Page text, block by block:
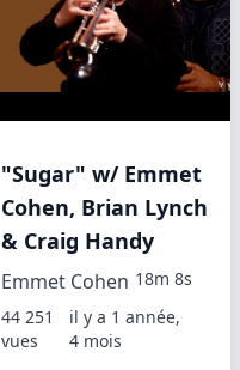
"Sugar" w/ Emmet
Cohen, Brian Lynch
& Craig Handy
Emmet Cohen 18m 8s
44 251
vues
il y a 1 année,
4 mois